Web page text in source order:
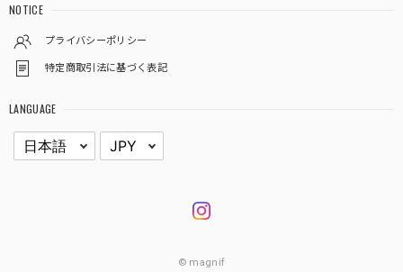
NOTICE
プライバシーポリシー
特定商取引法に基づく表記
LANGUAGE
© magnif